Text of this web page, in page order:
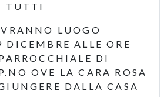
TUTTI
LUOGO
DICEMBRE ALLE ORE
DI
OVE LA CARA ROSA
DALLA CASA